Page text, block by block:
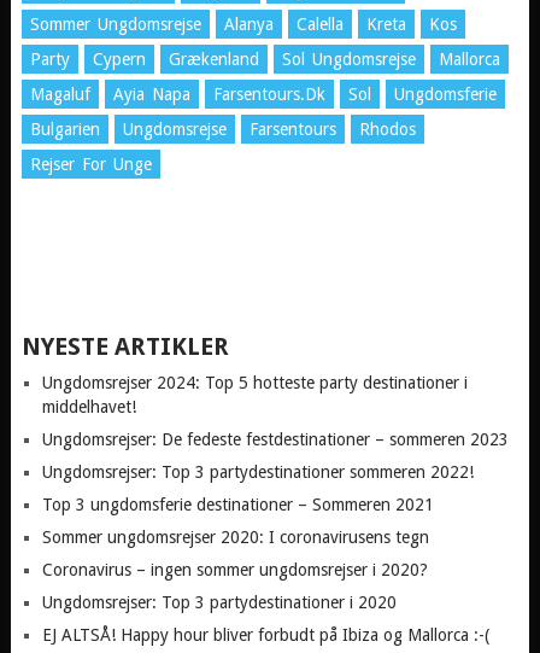
Sommer Ungdomsrejse
Alanya Calella Kreta
Kos
Party
Cypern Grækenland Sol Ungdomsrejse
Mallorca
Magaluf
Ayia Napa Farsentours.dk Sol
Ungdomsferie
Bulgarien
Ungdomsrejse Farsentours
Rhodos
Rejser For Unge
NYESTE ARTIKLER
Ungdomsrejser 2024: Top 5 hotteste party destinationer i
middelhavet!
Ungdomsrejser: De fedeste festdestinationer – sommeren 2023
Ungdomsrejser: Top 3 partydestinationer sommeren 2022!
Top 3 ungdomsferie destinationer – Sommeren 2021
Sommer ungdomsrejser 2020: I coronavirusens tegn
Coronavirus – ingen sommer ungdomsrejser i 2020?
Ungdomsrejser: Top 3 partydestinationer i 2020
EJ ALTSÅ! Happy hour bliver forbudt på Ibiza og Mallorca :-(